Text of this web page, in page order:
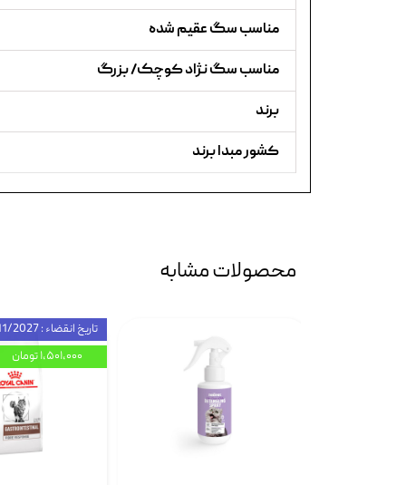
مناسب سگ عقیم شده
مناسب سگ نژاد کوچک/ بزرگ
برند
کشور مبدا برند
محصولات مشابه
تاریخ انقضاء : 11/2027
۱,۵۰۱,۰۰۰ تومان